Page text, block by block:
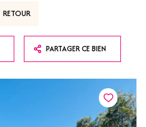
RETOUR
PARTAGER CE BIEN